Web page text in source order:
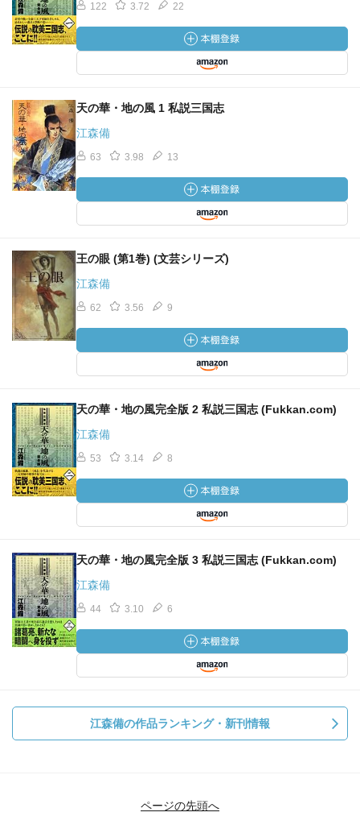
122 3.72 22
天の華・地の風 1 私説三国志
江森備
63 3.98 13
王の眼 (第1巻) (文芸シリーズ)
江森備
62 3.56 9
天の華・地の風完全版 2 私説三国志 (Fukkan.com)
江森備
53 3.14 8
天の華・地の風完全版 3 私説三国志 (Fukkan.com)
江森備
44 3.10 6
江森備の作品ランキング・新刊情報
ページの先頭へ